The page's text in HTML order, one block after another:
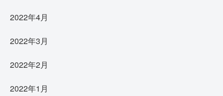
2022年4月
2022年3月
2022年2月
2022年1月